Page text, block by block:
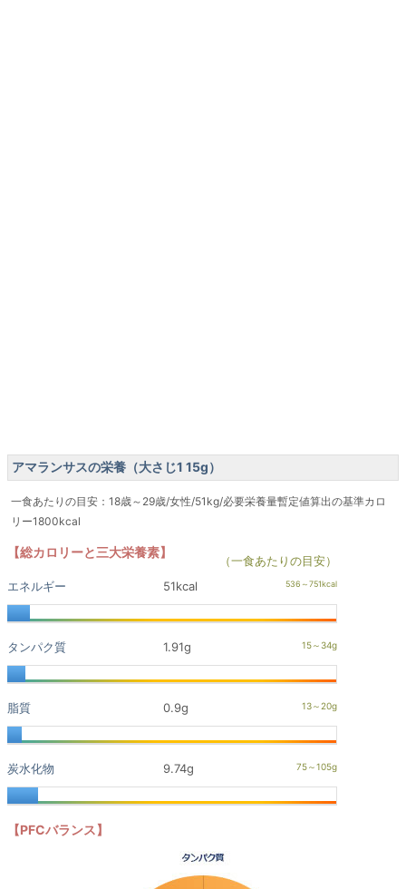
アマランサスの栄養（大さじ1 15g）
一食あたりの目安：18歳～29歳/女性/51kg/必要栄養量暫定値算出の基準カロ
リー1800kcal
【総カロリーと三大栄養素】
（一食あたりの目安）
エネルギー
51kcal
タンパク質 1.91g
脂質 0.9g
炭水化物 9.74g
【PFCバランス】